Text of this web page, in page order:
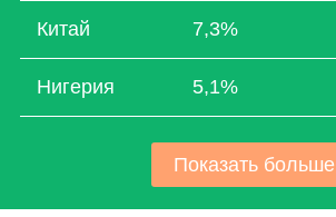
Китай 7,3%
Нигерия 5,1%
Показать больше